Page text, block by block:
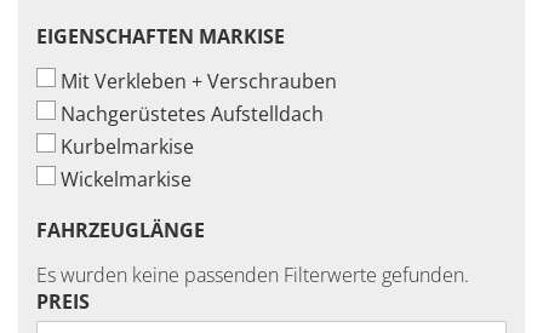
EIGENSCHAFTEN
MARKISE
EIGENSCHAFTEN MARKISE
Mit Verkleben + Verschrauben
Nachgerüstetes Aufstelldach
Kurbelmarkise
Wickelmarkise
FAHRZEUGLÄNGE
FAHRZEUGLÄNGE
Es wurden keine passenden Filterwerte gefunden.
PREIS
PREIS